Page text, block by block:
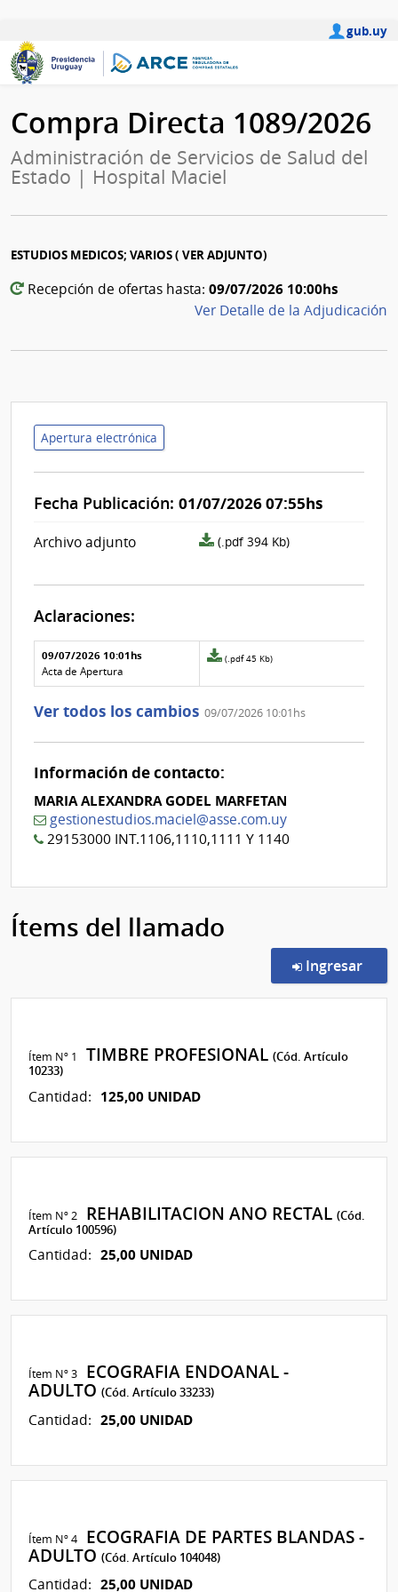
gub.uy
Compra Directa 1089/2026
Administración de Servicios de Salud del
Estado | Hospital Maciel
ESTUDIOS MEDICOS; VARIOS ( VER ADJUNTO)
Recepción de ofertas hasta: 09/07/2026 10:00hs
Ver Detalle de la Adjudicación
Apertura electrónica
Fecha Publicación: 01/07/2026 07:55hs
Archivo adjunto
archivo
(.pdf 394 Kb)
Aclaraciones:
Aclaraciones del llamado
Fecha y
texto de
la
Archivo
de la
09/07/2026 10:01hs
Acta de Apertura
Archivo
de
aclaración
0
(.pdf 45 Kb)
Ver todos los cambios 09/07/2026 10:01hs
Información de contacto:
MARIA ALEXANDRA GODEL MARFETAN
gestionestudios.maciel@asse.com.uy
29153000 INT.1106,1110,1111 Y 1140
Ítems del llamado
Ingresar
Ítem Nº 1 TIMBRE PROFESIONAL(Cód. Artículo
10233)
Cantidad: 125,00 UNIDAD
Ítem Nº 2 REHABILITACION ANO RECTAL(Cód.
Artículo 100596)
Cantidad: 25,00 UNIDAD
Ítem Nº 3
ECOGRAFIA ENDOANAL -
ADULTO(Cód. Artículo 33233)
Cantidad: 25,00 UNIDAD
Ítem Nº 4
ECOGRAFIA DE PARTES BLANDAS -
ADULTO(Cód. Artículo 104048)
Cantidad: 25,00 UNIDAD